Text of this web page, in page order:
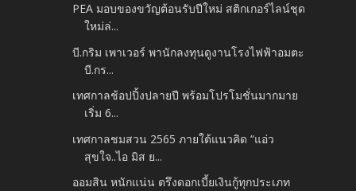
PEA มอบของขวัญต้อนรับปีใหม่ สติกเกอร์ไลน์ชุด
ใหม่ล่...
บี.กริม เพาเวอร์ พานักลงทุนดูงานโรงไฟฟ้าอมตะ
บี.กร...
เทศกาลช้อปปิ้งปลายปี พร้อมโปรโมชั่นมากมาย
เริ่ม 6...
เทศกาลชมสวน 2565 ภายใต้แนวคิด “แอ่ว
สุขใจ..ไอ มิส ย...
ออมสิน หนักแน่น ตรึงดอกเบี้ยเงินกู้ทุกประเภท